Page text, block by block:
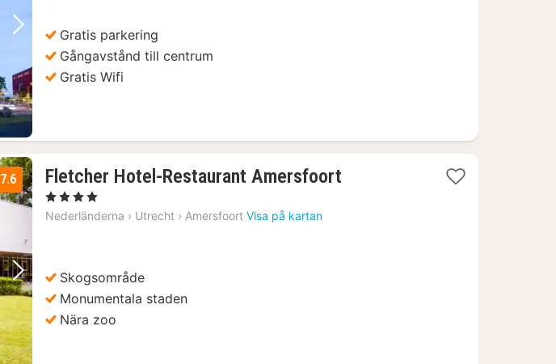
Nästa bildGratis parkering
Gångavstånd till centrum
Gratis Wifi
Nästa bild
7.6 Fletcher Hotel-Restaurant Amersfoort
, 4 Stjärnor
Nederländerna › Utrecht › Amersfoort Visa på kartan
Skogsområde
Monumentala staden
Nära zoo